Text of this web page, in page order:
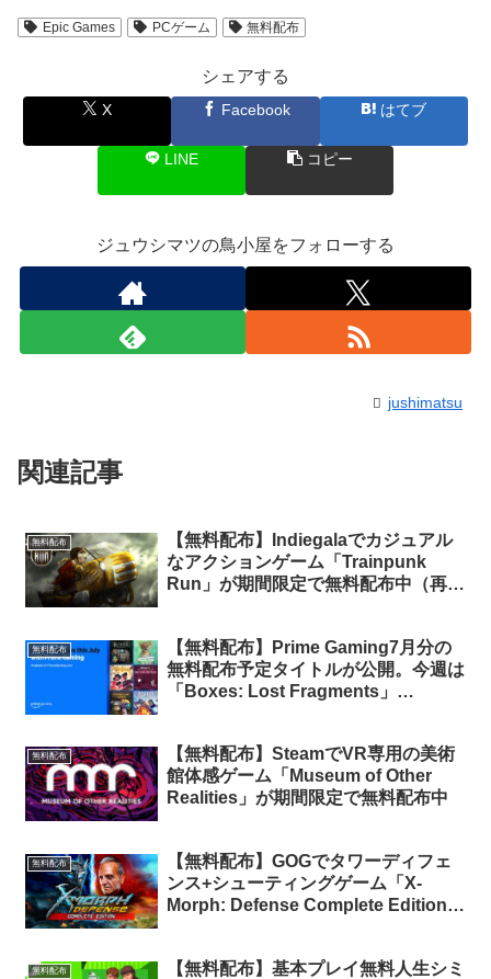
Epic Games PCゲーム 無料配布
シェアする
X Facebook はてブ
LINE コピー
ジュウシマツの鳥小屋をフォローする
jushimatsu
関連記事
無料配布
【無料配布】Indiegalaでカジュアル
なアクションゲーム「Trainpunk
Run」が期間限定で無料配布中（再配
無料配布
【無料配布】Prime Gaming7月分の
無料配布予定タイトルが公開。今週は
「Boxes: Lost Fragments」
（Prime会員限定）
無料配布
【無料配布】SteamでVR専用の美術
館体感ゲーム「Museum of Other
Realities」が期間限定で無料配布中
無料配布
【無料配布】GOGでタワーディフェ
ンス+シューティングゲーム「X-
Morph: Defense Complete Edition」
無料配布
【無料配布】基本プレイ無料人生シミ